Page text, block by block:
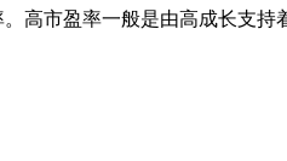
高市盈率一般是由高成长支持